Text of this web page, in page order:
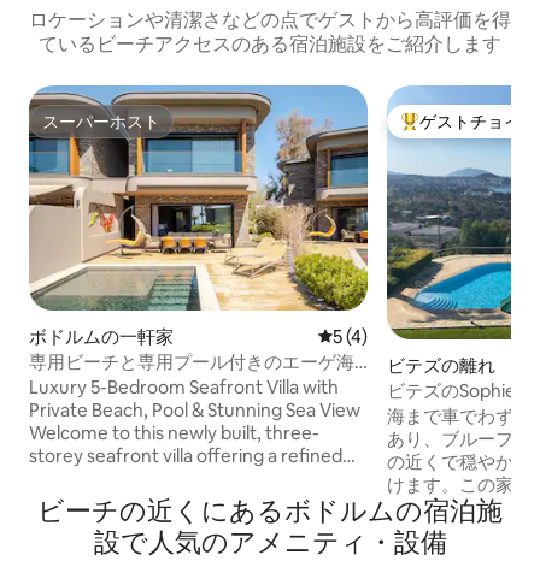
ロケーションや清潔さなどの点でゲストから高評価を得
ているビーチアクセスのある宿泊施設をご紹介します
スーパーホスト
スーパーホスト
ボドルムの一軒家 レビュー4件、5つ星中5つ
5 (4)
専用ビーチと専用プール付きのエーゲ海
沿いのヴィラ
Luxury 5-Bedroom Seafront Villa with
Private Beach, Pool & Stunning Sea View
Welcome to this newly built, three-
storey seafront villa offering a refined
living rooms, 2 kitchens, a private pool
and garden, and direct access to a
private beach. Guests enjoy access to
大好評のゲスト
ゲストチョイス
ビテズの離れ
ビテズのSophie
海まで車でわずか
あり、ブルーフラ
の近くで穏やかな
けます。この家は
ールに面した庭園
複合施設にあり
が、混むことは
ビーチの近くにあるボドルムの宿泊施
設で人気のアメニティ・設備